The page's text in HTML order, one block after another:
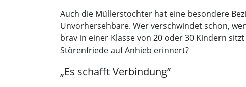
Auch die Müllerstochter hat eine besondere
Unvorhersehbare. Wer verschwindet schon,
brav in einer Klasse von 20 oder 30 Kindern
Störenfriede auf Anhieb erinnert?
„Es schafft Verbindung”